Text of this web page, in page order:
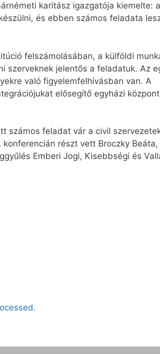
karitász igazgatója kiemelte:
és ebben számos feladata
felszámolásában, a külföldi
szerveknek jelentős a feladatuk. Az
való figyelemfelhívásban van. A
elősegítő egyházi
számos feladat vár a civil
részt vett Broczky
Emberi Jogi, Kisebbségi és